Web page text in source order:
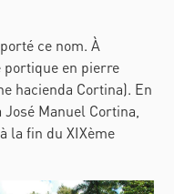
ce nom.À
en pierre
hacienda Cortina). En
Manuel Cortina,
la fin du XIXème